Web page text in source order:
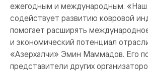
ежегодным и международным. «Наш
содействует развитию ковровой
помогает расширять
и экономический потенциал
«Азерхалчи» Эмин Маммадов. Его
представители других